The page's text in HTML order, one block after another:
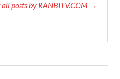
all posts by RANBITV.COM →